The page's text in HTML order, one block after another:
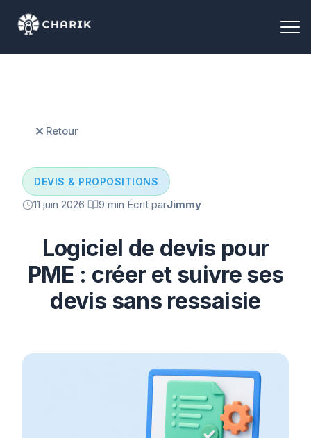
Retour
DEVIS & PROPOSITIONS
11 juin 2026 9 min Écrit parJimmy
Logiciel de devis pour
PME : créer et suivre ses
devis sans ressaisie